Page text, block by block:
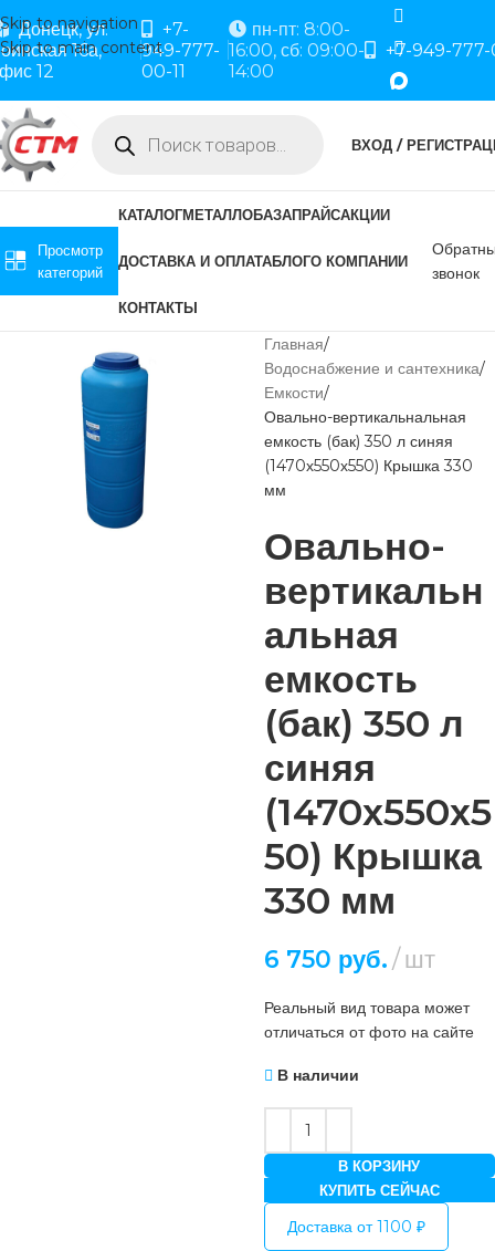
Skip to navigation
Skip to main content
Донецк, ул.
16а,
12
+7-
949-777-
00-11
пн-пт: 8:00-
16:00, сб: 09:00-
14:00
+7-949-777-
ВХОД /
Просмотр
категорий
КАТАЛОГМЕТАЛЛОБАЗАПРАЙСАКЦИИ
ДОСТАВКА И ОПЛАТАБЛОГО КОМПАНИИ
КОНТАКТЫ
звонок
Главная
Водоснабжение и сантехника
Емкости
Овально-вертикальнальная
емкость (бак) 350 л синяя
(1470х550х550) Крышка 330
мм
Овально-
вертикальн
альная
емкость
(бак) 350 л
синяя
(1470х550х5
50) Крышка
330 мм
6 750 руб. шт
Реальный вид товара может
отличаться от фото на сайте
В наличии
В КОРЗИНУ
КУПИТЬ СЕЙЧАС
Доставка от 1100 ₽